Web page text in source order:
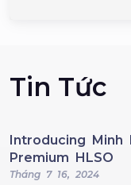
Tin Tức
Introducing Minh
Premium HLSO
Tháng 7 16, 2024